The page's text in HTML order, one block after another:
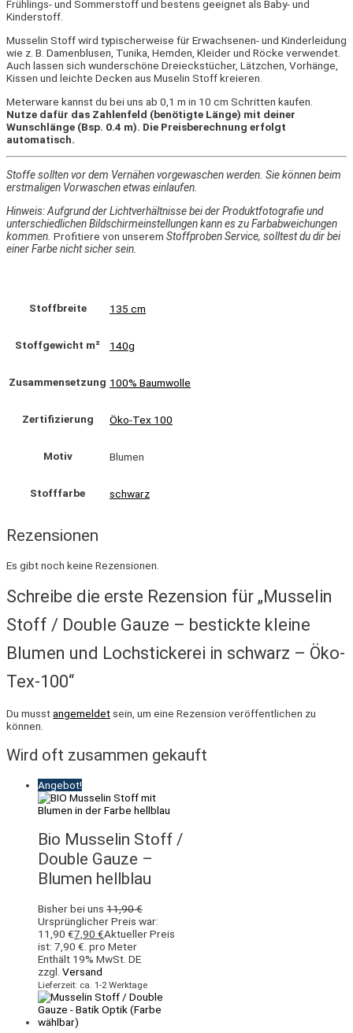
Frühlings- und Sommerstoff und bestens geeignet als Baby- und
Kinderstoff.
Musselin Stoff wird typischerweise für Erwachsenen- und Kinderleidung
wie z. B. Damenblusen, Tunika, Hemden, Kleider und Röcke verwendet.
Auch lassen sich wunderschöne Dreieckstücher, Lätzchen, Vorhänge,
Kissen und leichte Decken aus Muselin Stoff kreieren.
Meterware kannst du bei uns ab 0,1 m in 10 cm Schritten kaufen.
Nutze dafür das Zahlenfeld (benötigte Länge) mit deiner
Wunschlänge (Bsp. 0.4 m). Die Preisberechnung erfolgt
automatisch.
Stoffe sollten vor dem Vernähen vorgewaschen werden. Sie können beim
erstmaligen Vorwaschen etwas einlaufen.
Hinweis: Aufgrund der Lichtverhältnisse bei der Produktfotografie und
unterschiedlichen Bildschirmeinstellungen kann es zu Farbabweichungen
kommen. Profitiere von unserem Stoffproben Service, solltest du dir bei
einer Farbe nicht sicher sein.
Stoffbreite 135 cm
Stoffgewicht m² 140g
Zusammensetzung 100% Baumwolle
Zertifizierung Öko-Tex 100
Motiv Blumen
Stofffarbe schwarz
Rezensionen
Es gibt noch keine Rezensionen.
Schreibe die erste Rezension für „Musselin
Stoff / Double Gauze – bestickte kleine
Blumen und Lochstickerei in schwarz – Öko-
Tex-100“
Du musstangemeldet sein, um eine Rezension veröffentlichen zu
können.
Wird oft zusammen gekauft
Angebot!
Bio Musselin Stoff /
Double Gauze –
Blumen hellblau
Bisher bei uns 11,90€
Ursprünglicher Preis war:
11,90 €7,90 €Aktueller Preis
ist: 7,90 €. pro Meter
Enthält 19% MwSt. DE
zzgl. Versand
Lieferzeit: ca. 1-2 Werktage